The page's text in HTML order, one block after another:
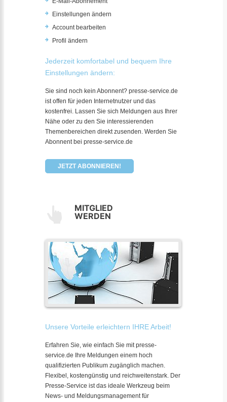
Einstellungen ändern
Account bearbeiten
Profil ändern
Jederzeit komfortabel und bequem Ihre
Einstellungen ändern:
Sie sind noch kein Abonnent? presse-service.de
ist offen für jeden Internetnutzer und das
kostenfrei. Lassen Sie sich Meldungen aus Ihrer
Nähe oder zu den Sie interessierenden
Themenbereichen direkt zusenden. Werden Sie
Abonnent bei presse-service.de
JETZT ABONNIEREN!
MITGLIED
WERDEN
Unsere Vorteile erleichtern IHRE Arbeit!
Erfahren Sie, wie einfach Sie mit presse-
service.de Ihre Meldungen einem hoch
qualifizierten Publikum zugänglich machen.
Flexibel, kostengünstig und reichweitenstark. Der
Presse-Service ist das ideale Werkzeug beim
News- und Meldungsmanagement für